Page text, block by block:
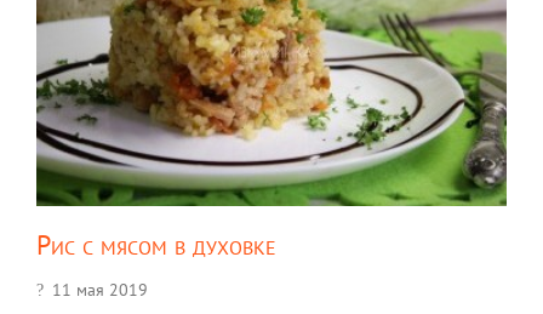
Рис с мясом в духовке
11 мая 2019